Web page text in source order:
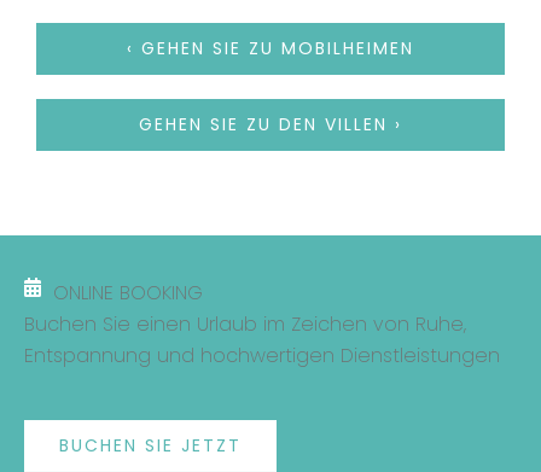
‹ GEHEN SIE ZU MOBILHEIMEN
GEHEN SIE ZU DEN VILLEN ›
ONLINE BOOKING
Buchen Sie einen Urlaub im Zeichen von Ruhe,
Entspannung und hochwertigen Dienstleistungen
BUCHEN SIE JETZT